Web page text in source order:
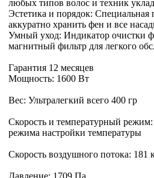
любых типов волос и техник
Эстетика и порядок: Специальная
аккуратно хранить фен и все
Умный уход: Индикатор очистки
магнитный фильтр для легкого
Гарантия 12 месяцев
Мощность: 1600 Вт
Вес: Ультралегкий всего 400 гр
Скорость и температурный
режима настройки температуры
Скорость воздушного потока: 181
Давление: 1709 Па.